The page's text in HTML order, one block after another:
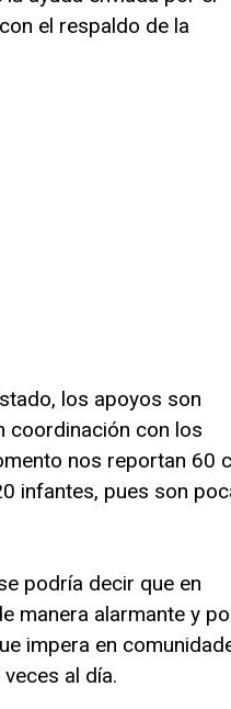
el respaldo de la
los apoyos son
coordinación con los
nos reportan 60
infantes, pues son
podría decir que en
manera alarmante y
impera en
al día.